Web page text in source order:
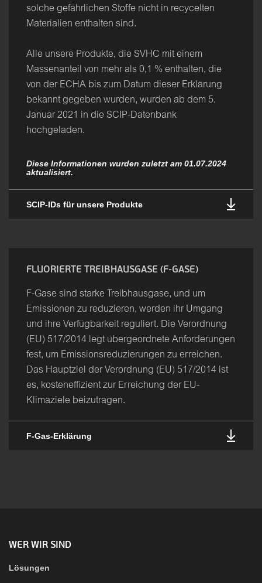
solche gefährlichen Stoffe nicht in recycelten
Materialien enthalten sind.
Alle unsere Produkte, die SVHC mit einem
Massenanteil von mehr als 0,1 % enthalten, die
von der ECHA bis zum Datum dieser Erklärung
bekannt gegeben wurden, wurden ab dem 5.
Januar 2021 in die SCIP-Datenbank
hochgeladen.
Diese Informationen wurden zuletzt am 01.07.2024
aktualisiert.
SCIP-IDs für unsere Produkte
FLUORIERTE TREIBHAUSGASE (F-GASE)
F-Gase sind starke Treibhausgase, und um
Emissionen zu reduzieren, werden ihr Umgang
und ihre Verfügbarkeit reguliert. Die Verordnung
(EU) 517/2014 legt übergeordnete Anforderungen
fest, um Emissionsreduzierungen zu erreichen.
Das Hauptziel der Verordnung (EU) 517/2014 ist
es, kosteneffizient zur Erreichung der EU-
Klimaziele beizutragen.
F-Gas-Erklärung
WER WIR SIND
Lösungen